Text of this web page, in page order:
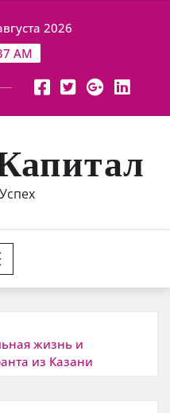
2026
AM
жизнь и
из Казани